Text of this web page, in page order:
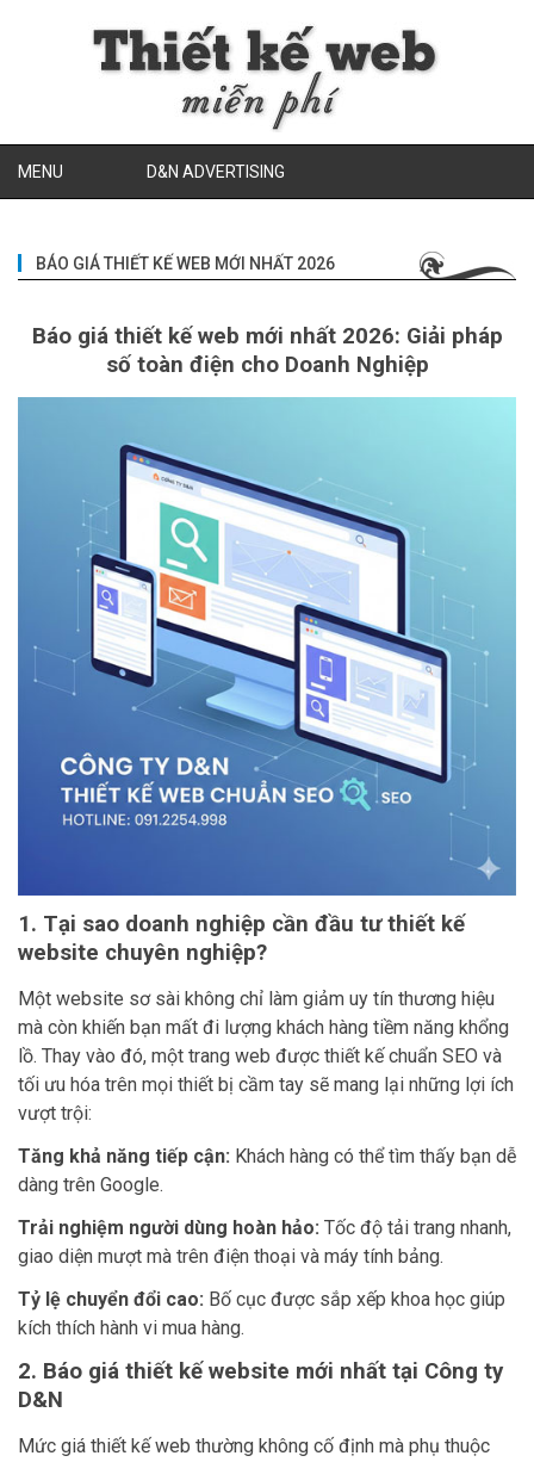
MENU D&N ADVERTISING
BÁO GIÁ THIẾT KẾ WEB MỚI NHẤT 2026
Báo giá thiết kế web mới nhất 2026: Giải pháp
số toàn điện cho Doanh Nghiệp
1. Tại sao doanh nghiệp cần đầu tư thiết kế
website chuyên nghiệp?
Một website sơ sài không chỉ làm giảm uy tín thương hiệu
mà còn khiến bạn mất đi lượng khách hàng tiềm năng khổng
lồ. Thay vào đó, một trang web được thiết kế chuẩn SEO và
tối ưu hóa trên mọi thiết bị cầm tay sẽ mang lại những lợi ích
vượt trội:
Tăng khả năng tiếp cận: Khách hàng có thể tìm thấy bạn dễ
dàng trên Google.
Trải nghiệm người dùng hoàn hảo: Tốc độ tải trang nhanh,
giao diện mượt mà trên điện thoại và máy tính bảng.
Tỷ lệ chuyển đổi cao: Bố cục được sắp xếp khoa học giúp
kích thích hành vi mua hàng.
2. Báo giá thiết kế website mới nhất tại Công ty
D&N
Mức giá thiết kế web thường không cố định mà phụ thuộc